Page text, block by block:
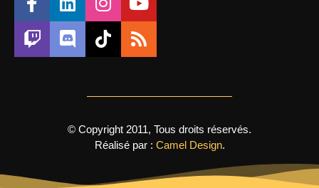
© Copyright 2011, Tous droits réservés.
Réalisé par : Camel Design.